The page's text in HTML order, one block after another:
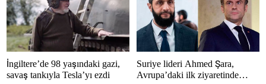
İngiltere’de 98 yaşındaki gazi,
savaş tankıyla Tesla’yı ezdi
Suriye lideri Ahmed Şara,
Avrupa’daki ilk ziyaretinde